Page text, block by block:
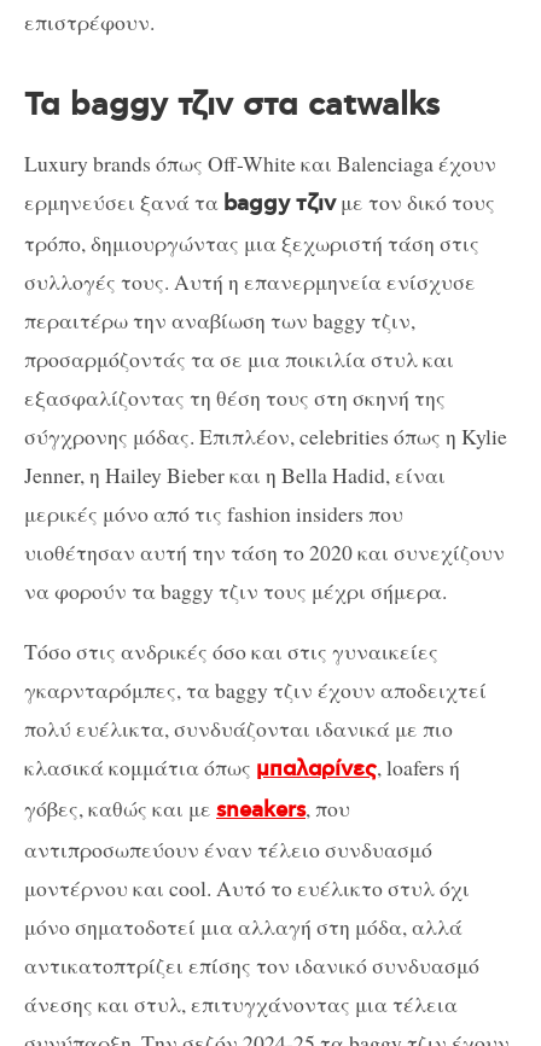
επιστρέφουν.
Τα baggy τζιν στα catwalks
Luxury brands όπως Off-White και Balenciaga έχουν
ερμηνεύσει ξανά τα baggy τζινμε τον δικό τους
τρόπο, δημιουργώντας μια ξεχωριστή τάση στις
συλλογές τους. Αυτή η επανερμηνεία ενίσχυσε
περαιτέρω την αναβίωση των baggy τζιν,
προσαρμόζοντάς τα σε μια ποικιλία στυλ και
εξασφαλίζοντας τη θέση τους στη σκηνή της
σύγχρονης μόδας. Επιπλέον, celebrities όπως η Kylie
Jenner, η Hailey Bieber και η Bella Hadid, είναι
μερικές μόνο από τις fashion insiders που
υιοθέτησαν αυτή την τάση το 2020 και συνεχίζουν
να φορούν τα baggy τζιν τους μέχρι σήμερα.
Τόσο στις ανδρικές όσο και στις γυναικείες
γκαρνταρόμπες, τα baggy τζιν έχουν αποδειχτεί
πολύ ευέλικτα, συνδυάζονται ιδανικά με πιο
κλασικά κομμάτια όπως μπαλαρίνες, loafers ή
γόβες, καθώς και με sneakers, που
αντιπροσωπεύουν έναν τέλειο συνδυασμό
μοντέρνου και cool. Αυτό το ευέλικτο στυλ όχι
μόνο σηματοδοτεί μια αλλαγή στη μόδα, αλλά
αντικατοπτρίζει επίσης τον ιδανικό συνδυασμό
άνεσης και στυλ, επιτυγχάνοντας μια τέλεια